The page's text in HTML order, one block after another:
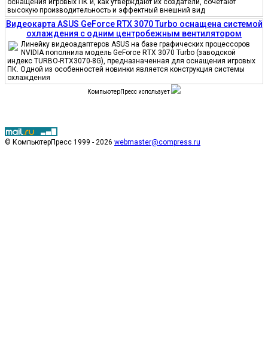
оснащения игровых ПК и, как утверждают их создатели, сочетают
высокую производительность и эффектный внешний вид
Видеокарта ASUS GeForce RTX 3070 Turbo оснащена системой
охлаждения с одним центробежным вентилятором
Линейку видеоадаптеров ASUS на базе графических процессоров
NVIDIA пополнила модель GeForce RTX 3070 Turbo (заводской
индекс TURBO-RTX3070-8G), предназначенная для оснащения игровых
ПК. Одной из особенностей новинки является конструкция системы
охлаждения
КомпьютерПресс использует
© КомпьютерПресс 1999 - 2026 webmaster@compress.ru